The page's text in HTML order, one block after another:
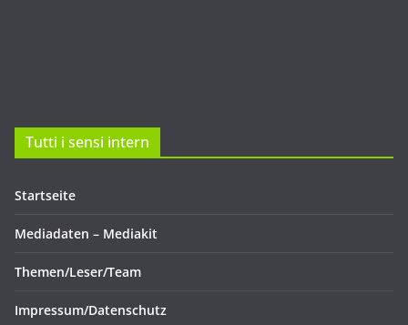
Tutti i sensi intern
Startseite
Mediadaten – Mediakit
Themen/Leser/Team
Impressum/Datenschutz